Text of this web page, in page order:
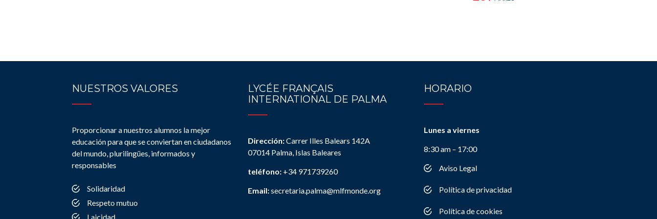
NUESTROS VALORES
Proporcionar a nuestros alumnos la mejor
educación para que se conviertan en ciudadanos
del mundo, plurilingües, informados y
responsables
Solidaridad
Respeto mutuo
Laicidad
LYCÉE FRANÇAIS
INTERNATIONAL DE PALMA
Dirección:Carrer Illes Balears 142A
07014 Palma, Islas Baleares
teléfono: +34 971739260
Email:secretaria.palma@mlfmonde.org
HORARIO
Lunes a viernes
8:30 am – 17:00
Aviso Legal
Política de privacidad
Política de cookies